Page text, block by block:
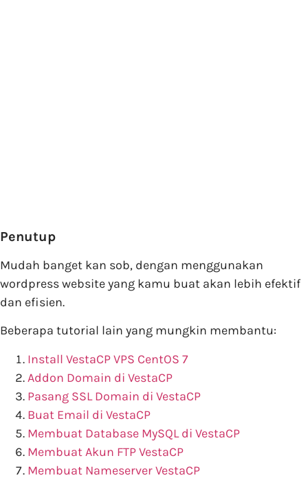
Penutup
Mudah banget kan sob, dengan menggunakan
wordpress website yang kamu buat akan lebih efektif
dan efisien.
Beberapa tutorial lain yang mungkin membantu:
Install VestaCP VPS CentOS 7
Addon Domain di VestaCP
Pasang SSL Domain di VestaCP
Buat Email di VestaCP
Membuat Database MySQL di VestaCP
Membuat Akun FTP VestaCP
Membuat Nameserver VestaCP